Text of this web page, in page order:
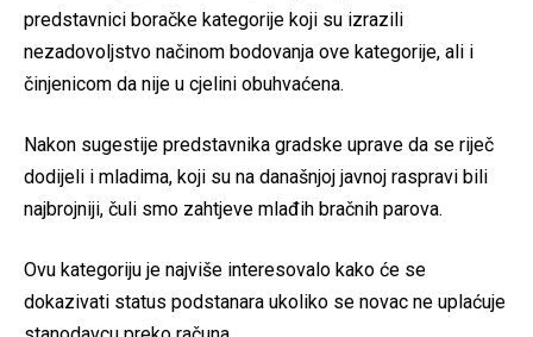
predstavnici boračke kategorije koji su izrazili
nezadovoljstvo načinom bodovanja ove kategorije, ali i
činjenicom da nije u cjelini obuhvaćena.
Nakon sugestije predstavnika gradske uprave da se riječ
dodijeli i mladima, koji su na današnjoj javnoj raspravi bili
najbrojniji, čuli smo zahtjeve mlađih bračnih parova.
Ovu kategoriju je najviše interesovalo kako će se
dokazivati status podstanara ukoliko se novac ne uplaćuje